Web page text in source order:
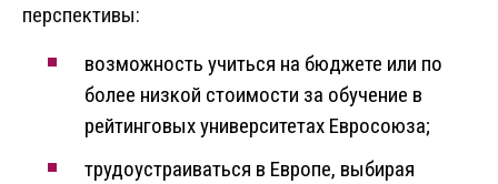
перспективы:
возможность учиться на бюджете или по
более низкой стоимости за обучение в
рейтинговых университетах Евросоюза;
трудоустраиваться в Европе, выбирая